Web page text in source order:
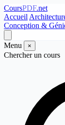
CoursPDF.net
Accueil
Conception &
Menu ×
Chercher un cours